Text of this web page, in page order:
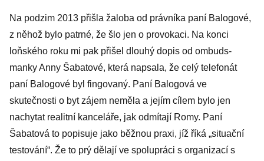
Na podzim 2013 přišla žaloba od právníka paní Balogové,
z něhož bylo patrné, že šlo jen o provokaci. Na konci
loňského roku mi pak přišel dlouhý dopis od ombuds­
manky Anny Šabatové, která napsala, že celý telefonát
paní Balogové byl fingovaný. Paní Balogová ve
skutečnosti o byt zájem neměla a jejím cílem bylo jen
nachytat realitní kanceláře, jak odmítají Romy. Paní
Šabatová to popisuje jako běžnou praxi, jíž říká „situační
testování“. Že to prý dělají ve spolupráci s organizací s